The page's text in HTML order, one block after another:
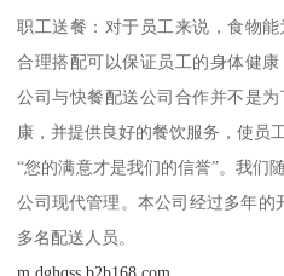
职工送餐：对于员工来说，食物
合理搭配可以保证员工的身体健康
公司与快餐配送公司合作并不是
康，并提供良好的餐饮服务，使员
“您的满意才是我们的信誉”。我们
公司现代管理。本公司经过多年的
多名配送人员。